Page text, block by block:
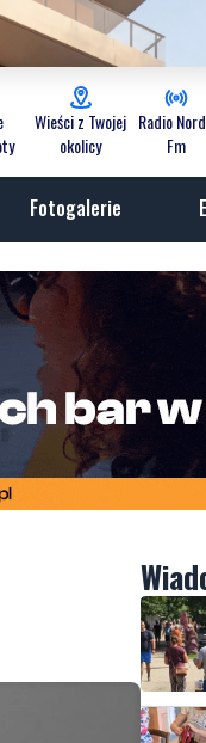
Wieści z Twojej
okolicy
Radio
Fm
Fotogalerie